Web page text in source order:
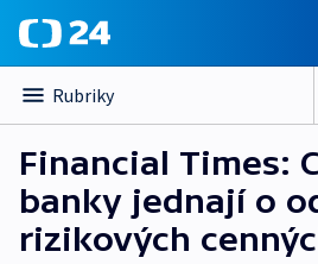
Rubriky
Financial Times:
banky jednají o
rizikových